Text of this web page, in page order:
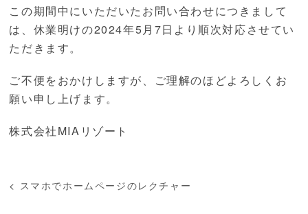
この期間中にいただいたお問い合わせにつきまして
は、休業明けの2024年5月7日より順次対応させてい
ただきます。
ご不便をおかけしますが、ご理解のほどよろしくお
願い申し上げます。
株式会社MIAリゾート
< スマホでホームページのレクチャー